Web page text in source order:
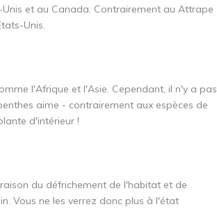
et au Canada. Contrairement au Attrape
Unis.
l'Afrique et l'Asie. Cependant, il n'y a pas
aime - contrairement aux espèces de
d'intérieur !
du défrichement de l'habitat et de
Vous ne les verrez donc plus à l'état